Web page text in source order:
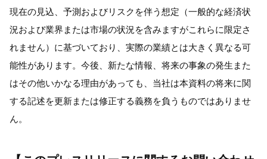
現在の見込、予測およびリスクを伴う想定（一般的な経済状
況および業界または市場の状況を含みますがこれらに限定さ
れません）に基づいており、実際の業績とは大きく異なる可
能性があります。今後、新たな情報、将来の事象の発生また
はその他いかなる理由があっても、当社は本資料の将来に関
する記述を更新または修正する義務を負うものではありませ
ん。